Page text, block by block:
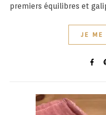
premiers équilibres et
JE ME